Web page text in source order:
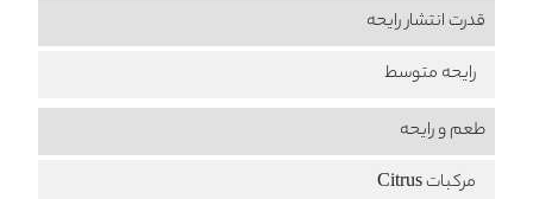
قدرت انتشار رایحه
رایحه متوسط
طعم‌ و رایحه
مرکبات Citrus